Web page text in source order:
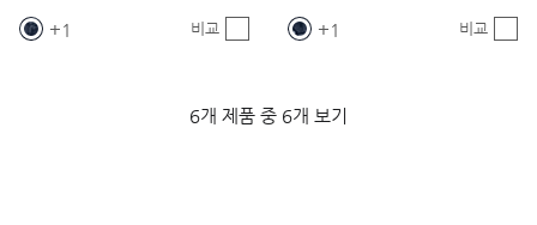
1 비교 1 비교
6개 제품 중 6개 보기